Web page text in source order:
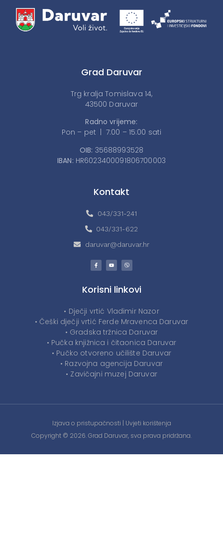
Grad Daruvar
Trg kralja Tomislava 14,
43500 Daruvar
Radno vrijeme:
Pon – pet | 7:00 – 15:00 sati
OIB: 35688993528
IBAN: HR6023400091806700003
Kontakt
043/331-241
043/331-622
daruvar@daruvar.hr
Korisni linkovi
• Dječji vrtić Vladimir Nazor
• Češki dječji vrtić Ferde Mravenca Daruvar
• Gradska tržnica Daruvar
• Pučka knjižnica i čitaonica Daruvar
• Pučko otvoreno učilište Daruvar
• Razvojna agencija Daruvar
• Zavičajni muzej Daruvar
Izjava o pristupačnosti | Uvjeti korištenja
Copyright © 2026. Grad Daruvar, sva prava pridržana.